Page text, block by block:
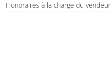
Honoraires à la charge du vendeur